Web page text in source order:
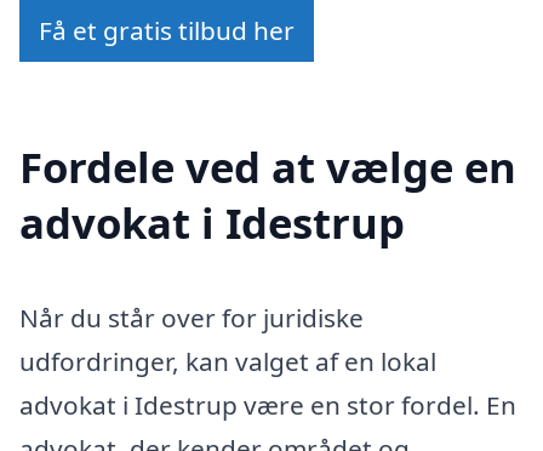
Få et gratis tilbud her
Fordele ved at vælge en
advokat i Idestrup
Når du står over for juridiske
udfordringer, kan valget af en lokal
advokat i Idestrup være en stor fordel. En